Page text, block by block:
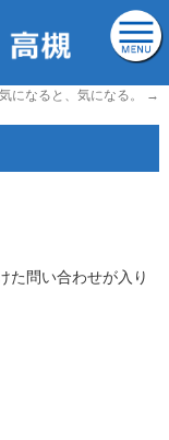
気になると、気になる。 →
た問い合わせが入り